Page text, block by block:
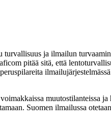
ja ilmailun
pitää sitä, että
muutostilanteissa
Suomen ilmailussa